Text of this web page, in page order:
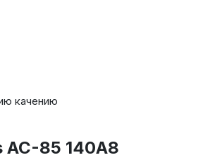
качению
AC-85 140A8